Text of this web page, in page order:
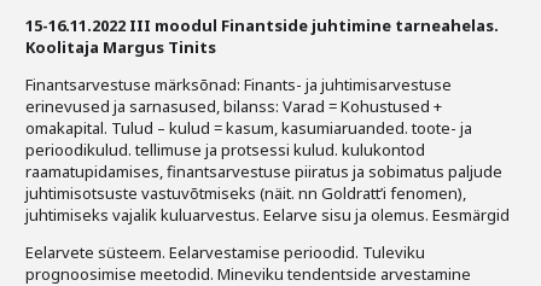
15-16.11.2022 III moodul Finantside juhtimine tarneahelas.
Koolitaja Margus Tinits
Finantsarvestuse märksõnad: Finants- ja juhtimisarvestuse
erinevused ja sarnasused, bilanss: Varad = Kohustused +
omakapital. Tulud – kulud = kasum, kasumiaruanded. toote- ja
perioodikulud. tellimuse ja protsessi kulud. kulukontod
raamatupidamises, finantsarvestuse piiratus ja sobimatus paljude
juhtimisotsuste vastuvõtmiseks (näit. nn Goldratt’i fenomen),
juhtimiseks vajalik kuluarvestus. Eelarve sisu ja olemus. Eesmärgid
Eelarvete süsteem. Eelarvestamise perioodid. Tuleviku
prognoosimise meetodid. Mineviku tendentside arvestamine